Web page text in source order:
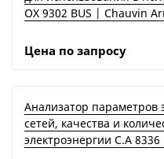
OX 9302 BUS | Chauvin
Цена по запросу
Анализатор параметров
сетей, качества и
электроэнергии C.A